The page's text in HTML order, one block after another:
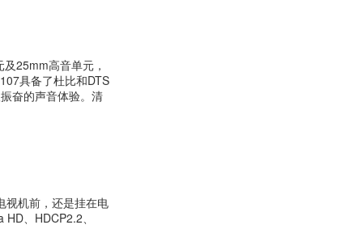
25mm高音单元，
具备了杜比和DTS
奋的声音体验。清
视机前，还是挂在电
、HDCP2.2、